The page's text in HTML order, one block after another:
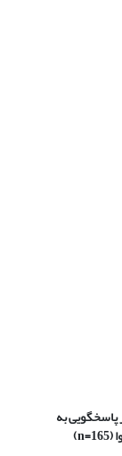
پاسخگویی به
(n=165)